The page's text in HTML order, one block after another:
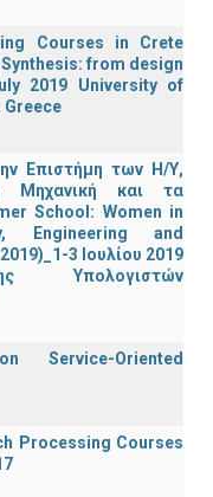
Courses in Crete
from design
2019 University of
Greece
Επιστήμη των Η/Υ,
Μηχανική και τα
School: Women in
Engineering and
3 Ιουλίου 2019
Υπολογιστών
Service-Oriented
Processing Courses